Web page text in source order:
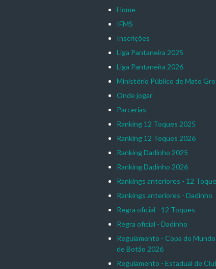
Home
IFMS
Inscrições
Liga Pantaneira 2025
Liga Pantaneira 2026
Ministério Público de Mato
Onde jogar
Parcerias
Ranking 12 Toques 2025
Ranking 12 Toques 2026
Ranking Dadinho 2025
Ranking Dadinho 2026
Rankings anteriores - 12
Rankings anteriores - Dadinho
Regra oficial - 12 Toques
Regra oficial - Dadinho
Regulamento - Copa do
de Botão 2026
Regulamento - Estadual de